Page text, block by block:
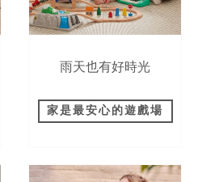
雨天也有好時光
家是最安心的遊戲場